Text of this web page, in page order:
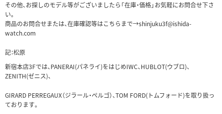
その他、お探しのモデル等がございましたら「在庫・価格」お気軽にお問合せ下さ
い。
商品のお問合せまたは、在庫確認等はこちらまで→shinjuku3f@ishida-
watch.com
記：松原
新宿本店3Fでは、PANERAI(パネライ)をはじめIWC、HUBLOT(ウブロ)、
ZENITH(ゼニス)、
GIRARD PERREGAUX（ジラール・ぺルゴ）、TOM FORD(トムフォード)を取り扱っ
ております。